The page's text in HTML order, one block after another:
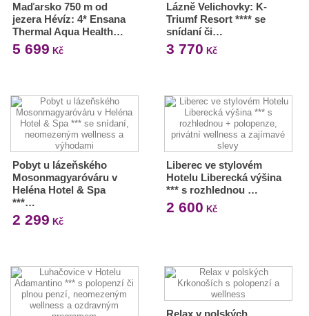
Maďarsko 750 m od
jezera Hévíz: 4* Ensana
Thermal Aqua Health…
5 699 Kč
Lázně Velichovky: K-
Triumf Resort **** se
snídaní či…
3 770 Kč
Pobyt u lázeňského
Mosonmagyaróváru v
Heléna Hotel & Spa
***…
2 299 Kč
Liberec ve stylovém
Hotelu Liberecká výšina
*** s rozhlednou …
2 600 Kč
Relax v polských